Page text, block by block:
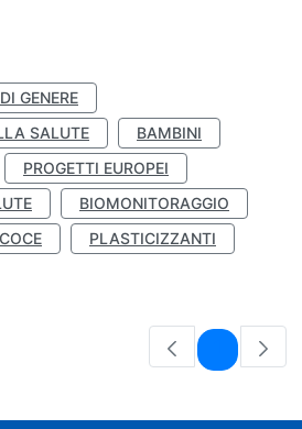
GENERE
SALUTE
BAMBINI
PROGETTI EUROPEI
BIOMONITORAGGIO
PLASTICIZZANTI
Pagina